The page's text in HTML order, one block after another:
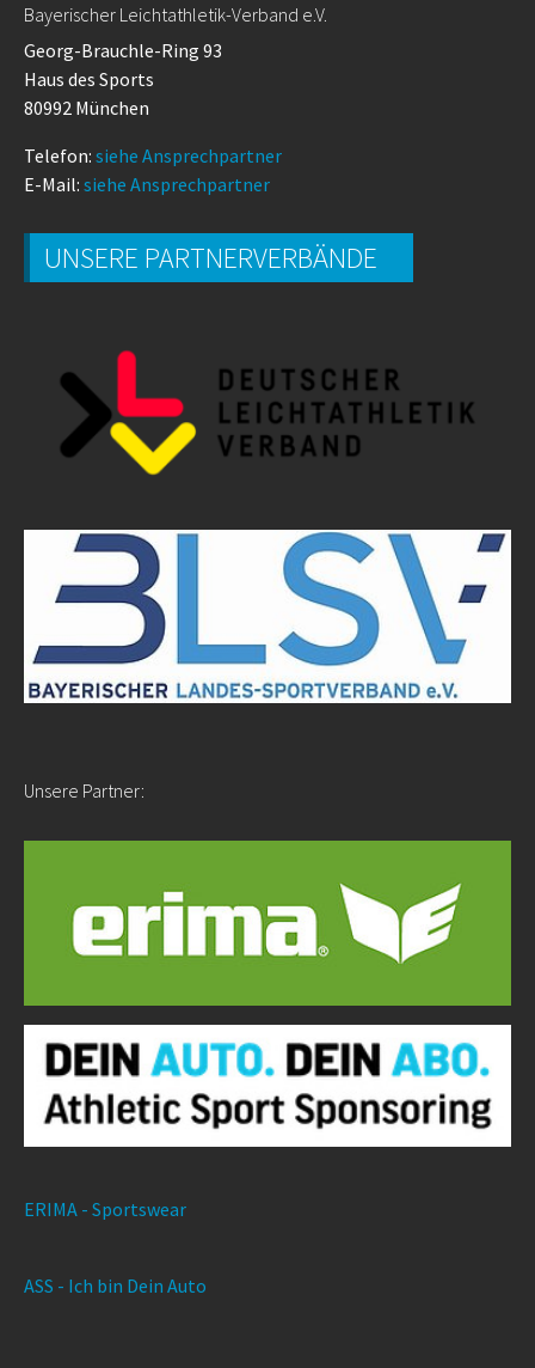
Bayerischer Leichtathletik-Verband e.V.
Georg-Brauchle-Ring 93
Haus des Sports
80992 München
Telefon: siehe Ansprechpartner
E-Mail: siehe Ansprechpartner
UNSERE PARTNERVERBÄNDE
Unsere Partner:
ERIMA - Sportswear
ASS - Ich bin Dein Auto